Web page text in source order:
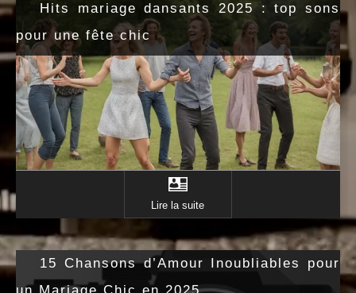
Hits mariage dansants 2025 : top sons
pour une fête chic
Lire la suite
15 Chansons d’Amour Inoubliables pour